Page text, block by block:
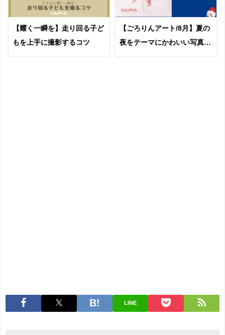
【耀く一瞬を】走り回る子ど
もを上手に撮影するコツ
【ごろりんアート/8月】夏の
夜をテーマにかわいい写真を
LINE